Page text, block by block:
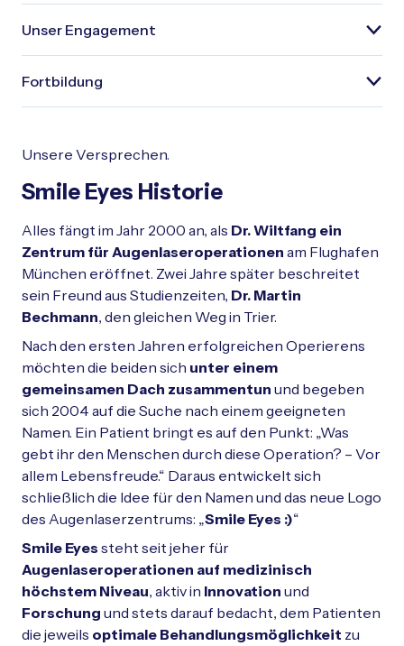
Unser Engagement
Fortbildung
Unsere Versprechen.
Smile Eyes Historie
Alles fängt im Jahr 2000 an, als Dr. Wiltfang ein
Zentrum für Augenlaseroperationen am Flughafen
München eröffnet. Zwei Jahre später beschreitet
sein Freund aus Studienzeiten, Dr. Martin
Bechmann, den gleichen Weg in Trier.
Nach den ersten Jahren erfolgreichen Operierens
möchten die beiden sich unter einem
gemeinsamen Dach zusammentun und begeben
sich 2004 auf die Suche nach einem geeigneten
Namen. Ein Patient bringt es auf den Punkt: „Was
gebt ihr den Menschen durch diese Operation? – Vor
allem Lebensfreude.“ Daraus entwickelt sich
schließlich die Idee für den Namen und das neue Logo
des Augenlaserzentrums: „Smile Eyes :)“
Smile Eyes steht seit jeher für
Augenlaseroperationen auf medizinisch
höchstem Niveau, aktiv in Innovation und
Forschung und stets darauf bedacht, dem Patienten
die jeweils optimale Behandlungsmöglichkeit zu